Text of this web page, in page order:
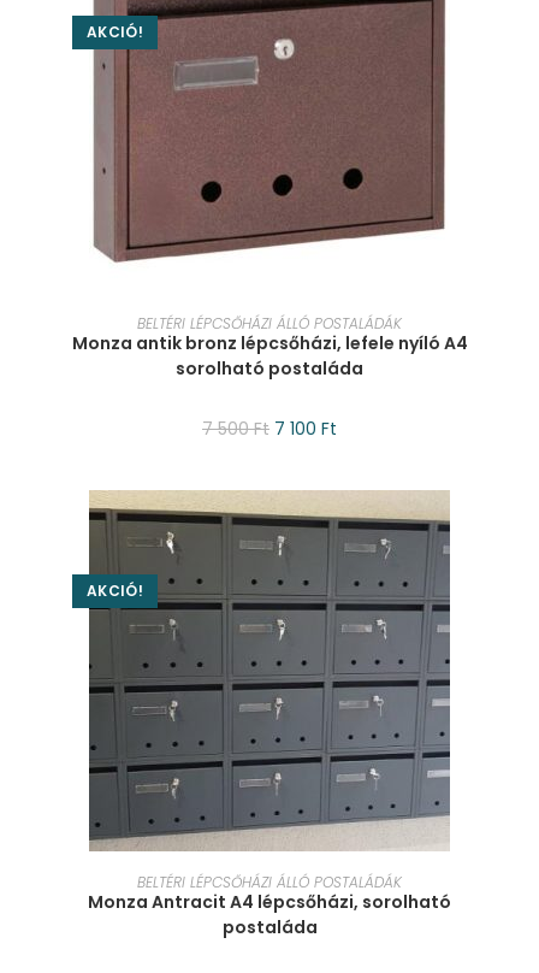
AKCIÓ!
KOSÁRBA TESZEM
BELTÉRI LÉPCSŐHÁZI ÁLLÓ POSTALÁDÁK
Monza antik bronz lépcsőházi, lefele nyíló A4
sorolható postaláda
7 500Ft 7 100 Ft
AKCIÓ!
KOSÁRBA TESZEM
BELTÉRI LÉPCSŐHÁZI ÁLLÓ POSTALÁDÁK
Monza Antracit A4 lépcsőházi, sorolható
postaláda